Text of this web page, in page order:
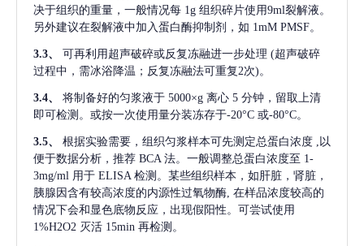
决于组织的重量，一般情况每 1g 组织碎片使用9ml裂解液。
另外建议在裂解液中加入蛋白酶抑制剂，如 1mM PMSF。
3.3、 可再利用超声破碎或反复冻融进一步处理 (超声破碎
过程中，需冰浴降温；反复冻融法可重复2次)。
3.4、 将制备好的匀浆液于 5000×g 离心 5 分钟，留取上清
即可检测。或按一次使用量分装冻存于-20°C 或-80°C。
3.5、 根据实验需要，组织匀浆样本可先测定总蛋白浓度
,以
便于数据分析，推荐 BCA 法。一般调整总蛋白浓度至 1-
3mg/ml 用于 ELISA 检测。某些组织样本，如肝脏，肾脏，
胰腺因含有较高浓度的内源性过氧物酶, 在样品浓度较高的
情况下会和显色底物反应，出现假阳性。可尝试使用
1%H2O2 灭活 15min 再检测。